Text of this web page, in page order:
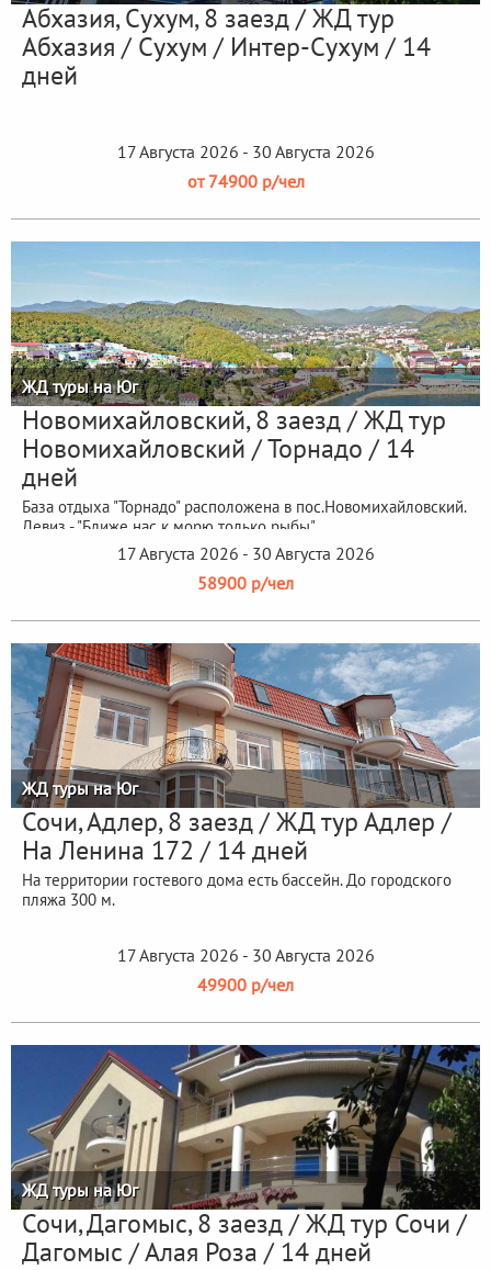
Абхазия, Сухум, 8 заезд / ЖД тур
Абхазия / Сухум / Интер-Сухум / 14
дней
17 Августа 2026 - 30 Августа 2026
от 74900 р/чел
ЖД туры на Юг
Новомихайловский, 8 заезд / ЖД тур
Новомихайловский / Торнадо / 14
дней
База отдыха "Торнадо" расположена в пос.Новомихайловский.
Девиз - "Ближе нас к морю только рыбы".
17 Августа 2026 - 30 Августа 2026
58900 р/чел
ЖД туры на Юг
Сочи, Адлер, 8 заезд / ЖД тур Адлер /
На Ленина 172 / 14 дней
На территории гостевого дома есть бассейн. До городского
пляжа 300 м.
17 Августа 2026 - 30 Августа 2026
49900 р/чел
ЖД туры на Юг
Сочи, Дагомыс, 8 заезд / ЖД тур Сочи /
Дагомыс / Алая Роза / 14 дней